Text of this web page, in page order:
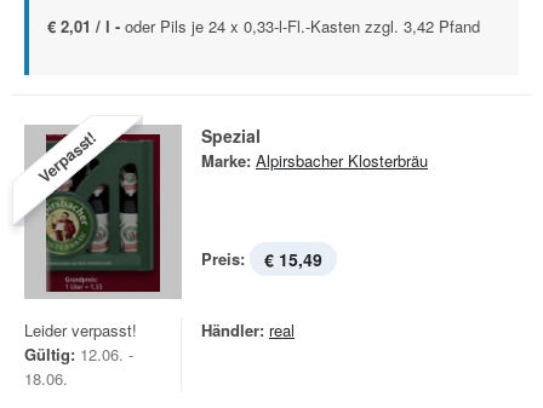
€ 2,01 / l - oder Pils je 24 x 0,33-l-Fl.-Kasten zzgl. 3,42 Pfand
Verpasst! Spezial
Marke: Alpirsbacher Klosterbräu
Preis: € 15,49
Leider verpasst!
Gültig: 12.06. -
18.06.
Händler: real